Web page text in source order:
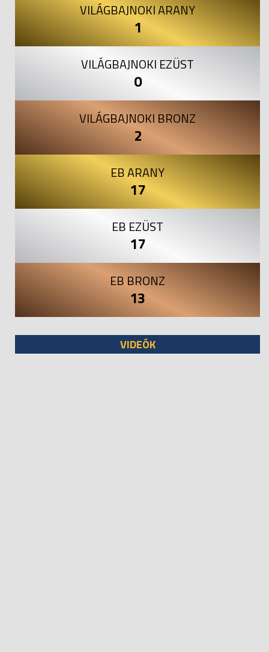
VILÁGBAJNOKI ARANY
1
VILÁGBAJNOKI EZÜST
0
VILÁGBAJNOKI BRONZ
2
EB ARANY
17
EB EZÜST
17
EB BRONZ
13
VIDEÓK